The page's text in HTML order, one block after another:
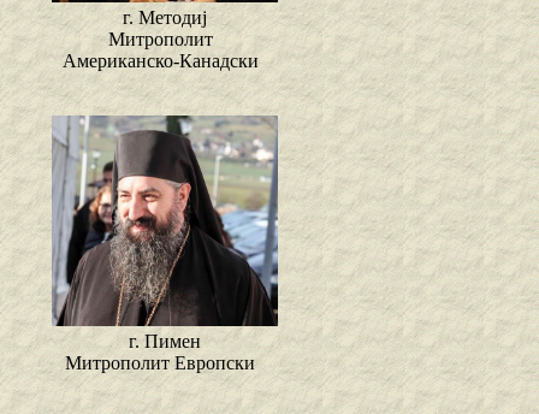
г. Методиј
Митрополит
Американско-Канадски
г. Пимен
Митрополит Европски